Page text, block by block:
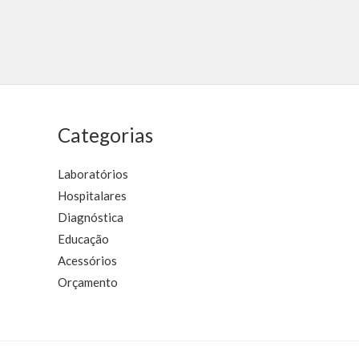
Categorias
Laboratórios
Hospitalares
Diagnóstica
Educação
Acessórios
Orçamento